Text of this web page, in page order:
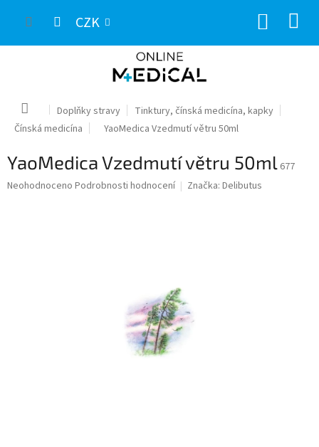
CZK
Domů Doplňky stravy
Tinktury, čínská medicína, kapky
Čínská medicína
YaoMedica Vzedmutí větru 50ml
YaoMedica Vzedmutí větru 50ml 677
Průměrné
Neohodnoceno Podrobnosti hodnocení Značka: Delibutus